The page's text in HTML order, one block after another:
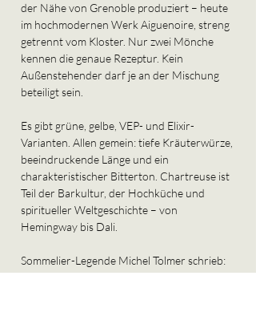
der Nähe von Grenoble produziert – heute
im hochmodernen Werk Aiguenoire, streng
getrennt vom Kloster. Nur zwei Mönche
kennen die genaue Rezeptur. Kein
Außenstehender darf je an der Mischung
beteiligt sein.
Es gibt grüne, gelbe, VEP- und Elixir-
Varianten. Allen gemein: tiefe Kräuterwürze,
beeindruckende Länge und ein
charakteristischer Bitterton. Chartreuse ist
Teil der Barkultur, der Hochküche und
spiritueller Weltgeschichte – von
Hemingway bis Dali.
Sommelier-Legende Michel Tolmer schrieb:
„Chartreuse ist kein Digestif. Es ist eine